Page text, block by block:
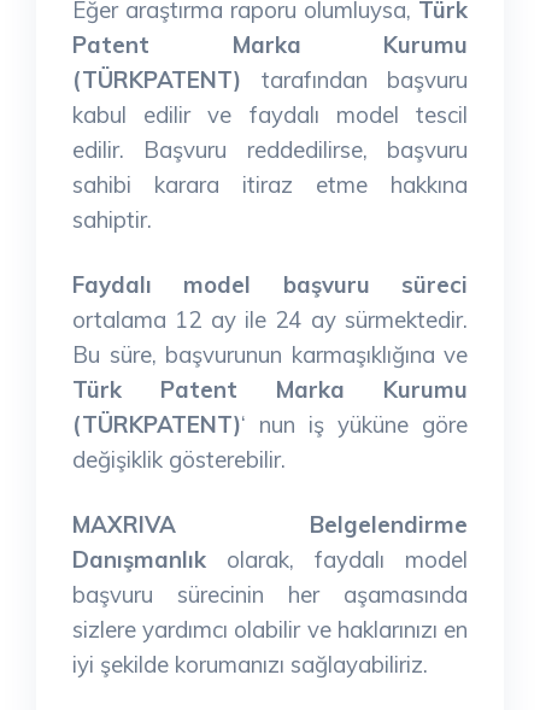
Eğer araştırma raporu olumluysa, Türk
Patent Marka Kurumu
(TÜRKPATENT) tarafından başvuru
kabul edilir ve faydalı model tescil
edilir. Başvuru reddedilirse, başvuru
sahibi karara itiraz etme hakkına
sahiptir.
Faydalı model başvuru süreci
ortalama 12 ay ile 24 ay sürmektedir.
Bu süre, başvurunun karmaşıklığına ve
Türk Patent Marka Kurumu
(TÜRKPATENT)‘ nun iş yüküne göre
değişiklik gösterebilir.
MAXRIVA Belgelendirme
Danışmanlık olarak, faydalı model
başvuru sürecinin her aşamasında
sizlere yardımcı olabilir ve haklarınızı en
iyi şekilde korumanızı sağlayabiliriz.